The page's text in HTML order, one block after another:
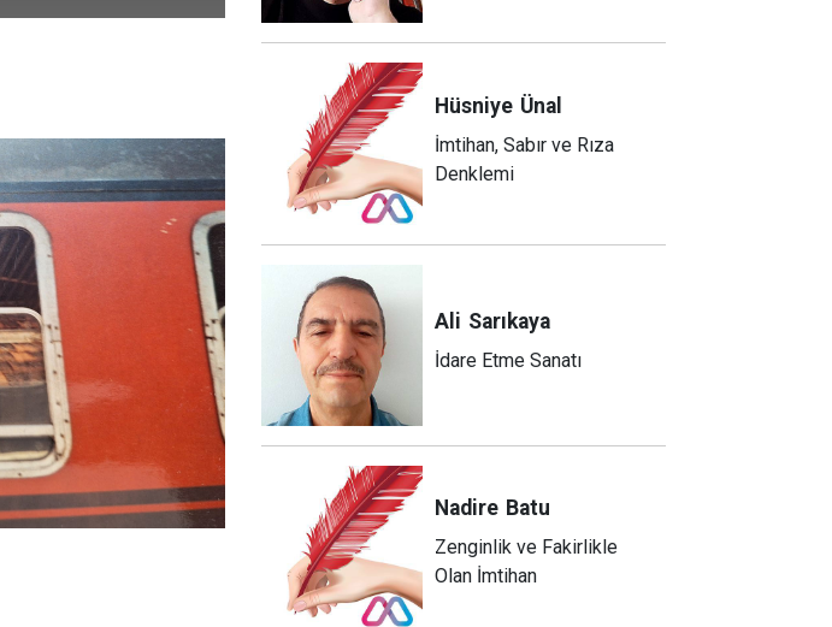
Hüsniye Ünal
İmtihan, Sabır ve Rıza
Denklemi
Ali Sarıkaya
İdare Etme Sanatı
Nadire Batu
Zenginlik ve Fakirlikle
Olan İmtihan